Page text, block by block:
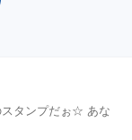
スタンプだぉ☆ あな